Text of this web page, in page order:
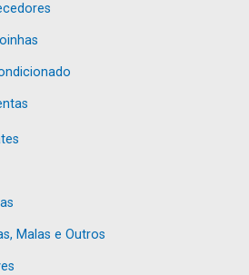
Malas e Outros